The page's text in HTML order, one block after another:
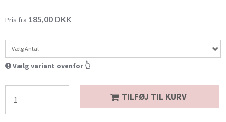
Pris fra 185,00 DKK
Vælg Antal
Vælg variant ovenfor 👆
TILFØJ TIL KURV